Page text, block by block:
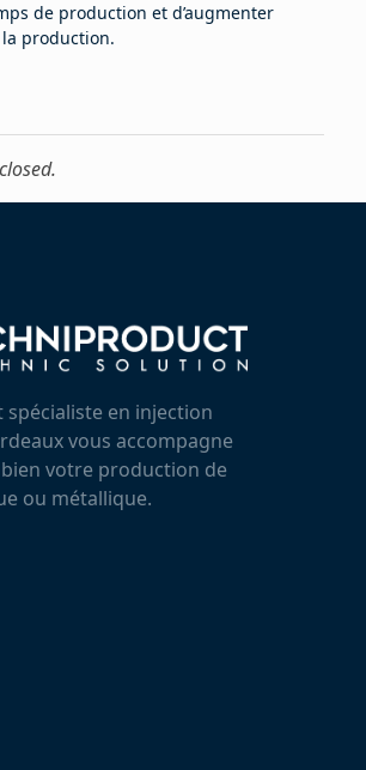
de production et d’augmenter
la production.
en injection
vous accompagne
votre production de
ou métallique.